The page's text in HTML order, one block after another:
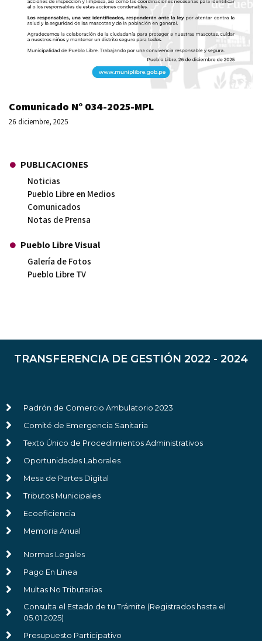
Comunicado N° 034-2025-MPL
26 diciembre, 2025
PUBLICACIONES
Noticias
Pueblo Libre en Medios
Comunicados
Notas de Prensa
Pueblo Libre Visual
Galería de Fotos
Pueblo Libre TV
TRANSFERENCIA DE GESTIÓN 2022 - 2024
Padrón de Comercio Ambulatorio 2023
Comité de Emergencia Sanitaria
Texto Único de Procedimientos Administrativos
Oportunidades Laborales
Mesa de Partes Digital
Tributos Municipales
Ecoeficiencia
Memoria Anual
Normas Legales
Pago En Línea
Multas No Tributarias
Consulta el Estado de tu Trámite (Registrados hasta el
05.01.2025)
Presupuesto Participativo